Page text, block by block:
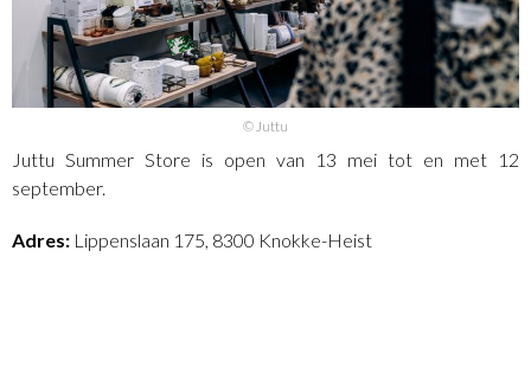
© Juttu
Juttu Summer Store is open van 13 mei tot en met 12
september.
Adres: Lippenslaan 175, 8300 Knokke-Heist